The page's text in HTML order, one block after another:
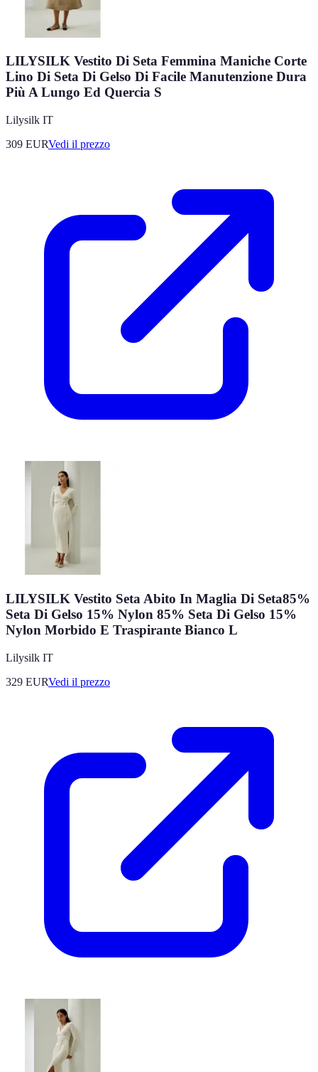
LILYSILK Vestito Di Seta Femmina Maniche Corte
Lino Di Seta Di Gelso Di Facile Manutenzione Dura
Più A Lungo Ed Quercia S
Lilysilk IT
309 EURVedi il prezzo
LILYSILK Vestito Seta Abito In Maglia Di Seta85%
Seta Di Gelso 15% Nylon 85% Seta Di Gelso 15%
Nylon Morbido E Traspirante Bianco L
Lilysilk IT
329 EURVedi il prezzo